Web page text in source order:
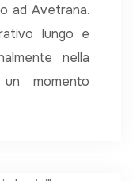
ad Avetrana.
lungo e
nella
momento